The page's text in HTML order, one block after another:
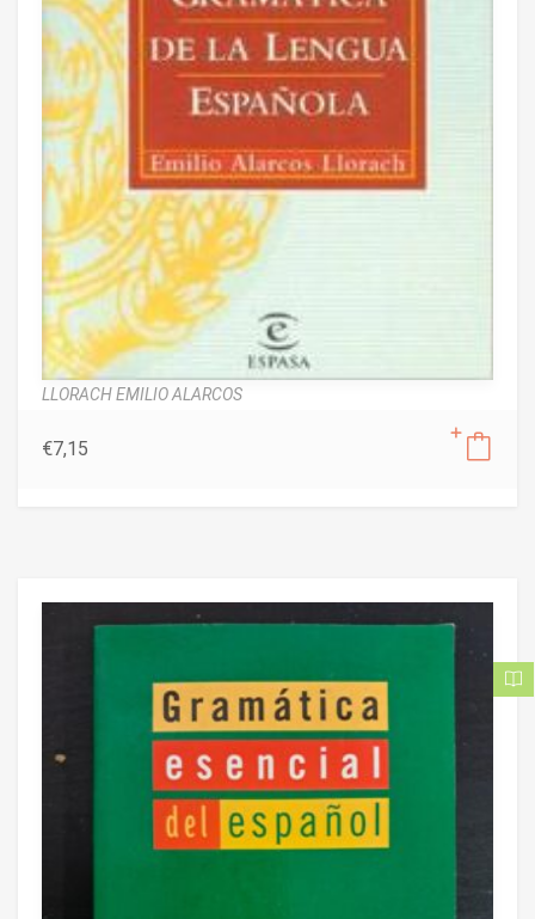
LLORACH EMILIO ALARCOS
€7,15